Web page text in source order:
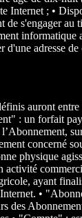
Internet ; •
de s'engager au
informatique
d'une adresse
auront
: un forfait
l’Abonnement,
concerné
physique
activité
ayant
•
des